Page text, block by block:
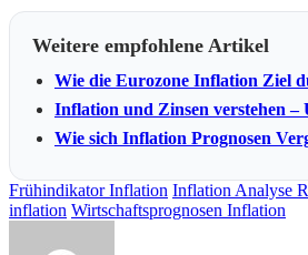
Weitere empfohlene Artikel
Wie die Eurozone Inflation Ziel
Inflation und Zinsen verstehen –
Wie sich Inflation Prognosen
Frühindikator Inflation Inflation Analyse
inflation Wirtschaftsprognosen Inflation